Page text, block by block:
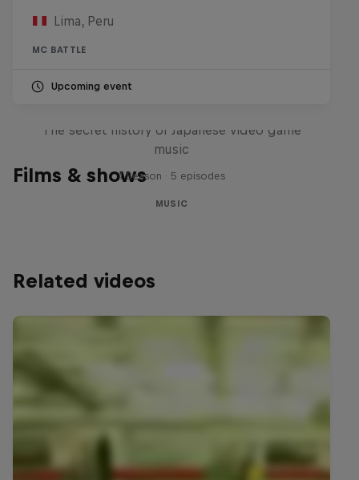
Lima, Peru
MC BATTLE
Upcoming event
Films & shows
The secret history of Japanese video game
music
1 Season · 5 episodes
MUSIC
Related videos